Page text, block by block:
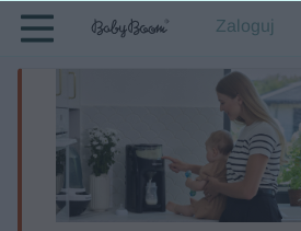
Zaloguj